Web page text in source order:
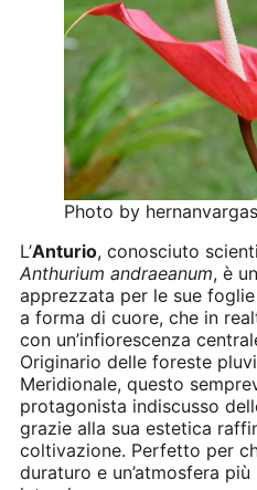
Photo by
L’Anturio, conosciuto
Anthurium andraeanum, è
apprezzata per le sue
a forma di cuore, che in
con un’infiorescenza
Originario delle foreste
Meridionale, questo
protagonista indiscusso
grazie alla sua estetica
coltivazione. Perfetto per
duraturo e un’atmosfera